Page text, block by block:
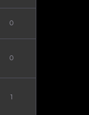
0
0
1